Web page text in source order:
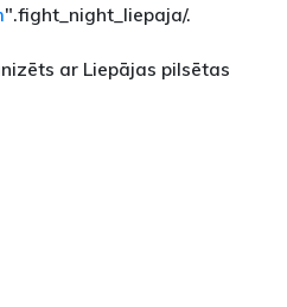
".fight_night_liepaja/.
ar Liepājas pilsētas